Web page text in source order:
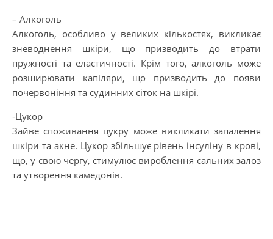
– Алкоголь
Алкоголь, особливо у великих кількостях, викликає
зневоднення шкіри, що призводить до втрати
пружності та еластичності. Крім того, алкоголь може
розширювати капіляри, що призводить до появи
почервоніння та судинних сіток на шкірі.
-Цукор
Зайве споживання цукру може викликати запалення
шкіри та акне. Цукор збільшує рівень інсуліну в крові,
що, у свою чергу, стимулює вироблення сальних залоз
та утворення камедонів.